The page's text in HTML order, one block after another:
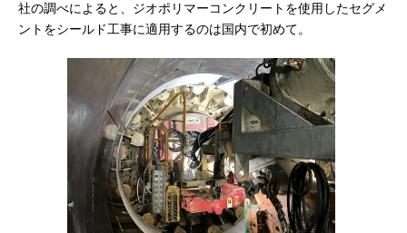
社の調べによると、ジオポリマーコンクリートを使用したセグメ
ントをシールド工事に適用するのは国内で初めて。